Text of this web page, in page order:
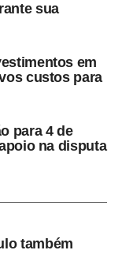
digitais públicos,
ou à integridade
policial ou
autorização
à Justiça
psicológico
contínuo e
vítimas ou
sua
em
custos para
para 4 de
na disputa
também